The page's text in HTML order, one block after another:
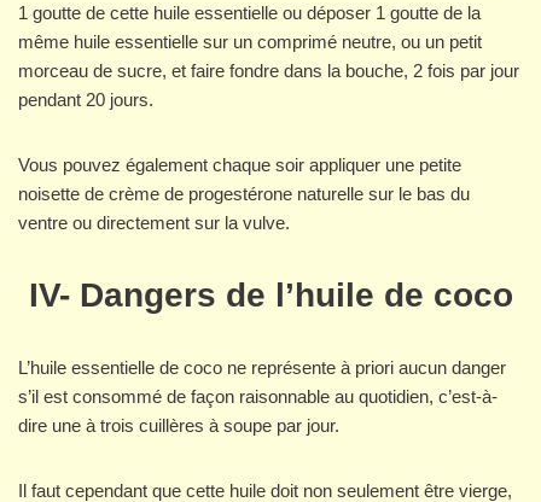
1 goutte de cette huile essentielle ou déposer 1 goutte de la
même huile essentielle sur un comprimé neutre, ou un petit
morceau de sucre, et faire fondre dans la bouche, 2 fois par jour
pendant 20 jours.
Vous pouvez également chaque soir appliquer une petite
noisette de crème de progestérone naturelle sur le bas du
ventre ou directement sur la vulve.
IV- Dangers de l’huile de coco
L’huile essentielle de coco ne représente à priori aucun danger
s’il est consommé de façon raisonnable au quotidien, c’est-à-
dire une à trois cuillères à soupe par jour.
Il faut cependant que cette huile doit non seulement être vierge,